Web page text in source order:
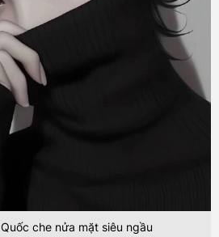
che nửa mặt siêu ngầu